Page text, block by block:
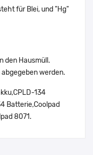
für Blei, und "Hg"
den Hausmüll.
werden.
134
Batterie,Coolpad
8071.